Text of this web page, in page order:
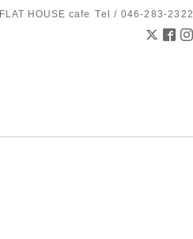
FLAT HOUSE cafe Tel / 046-283-2322